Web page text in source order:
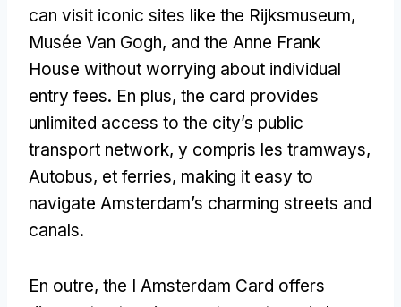
can visit iconic sites like the Rijksmuseum,
Musée Van Gogh, and the Anne Frank
House without worrying about individual
entry fees. En plus, the card provides
unlimited access to the city’s public
transport network, y compris les tramways,
Autobus, et ferries, making it easy to
navigate Amsterdam’s charming streets and
canals.
En outre, the I Amsterdam Card offers